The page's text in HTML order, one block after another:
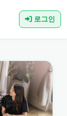
로그인